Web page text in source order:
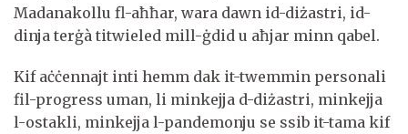
Madanakollu fl-aħħar, wara dawn id-diżastri, id-
dinja terġà titwieled mill-ġdid u aħjar minn qabel.
Kif aċċennajt inti hemm dak it-twemmin personali
fil-progress uman, li minkejja d-diżastri, minkejja
l-ostakli, minkejja l-pandemonju se ssib it-tama kif